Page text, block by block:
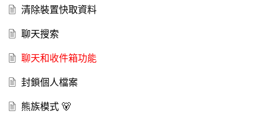
清除裝置快取資料
聊天搜索
聊天和收件箱功能
封鎖個人檔案
熊族模式 🐻